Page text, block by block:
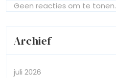
Geen reacties om te tonen.
Archief
juli 2026